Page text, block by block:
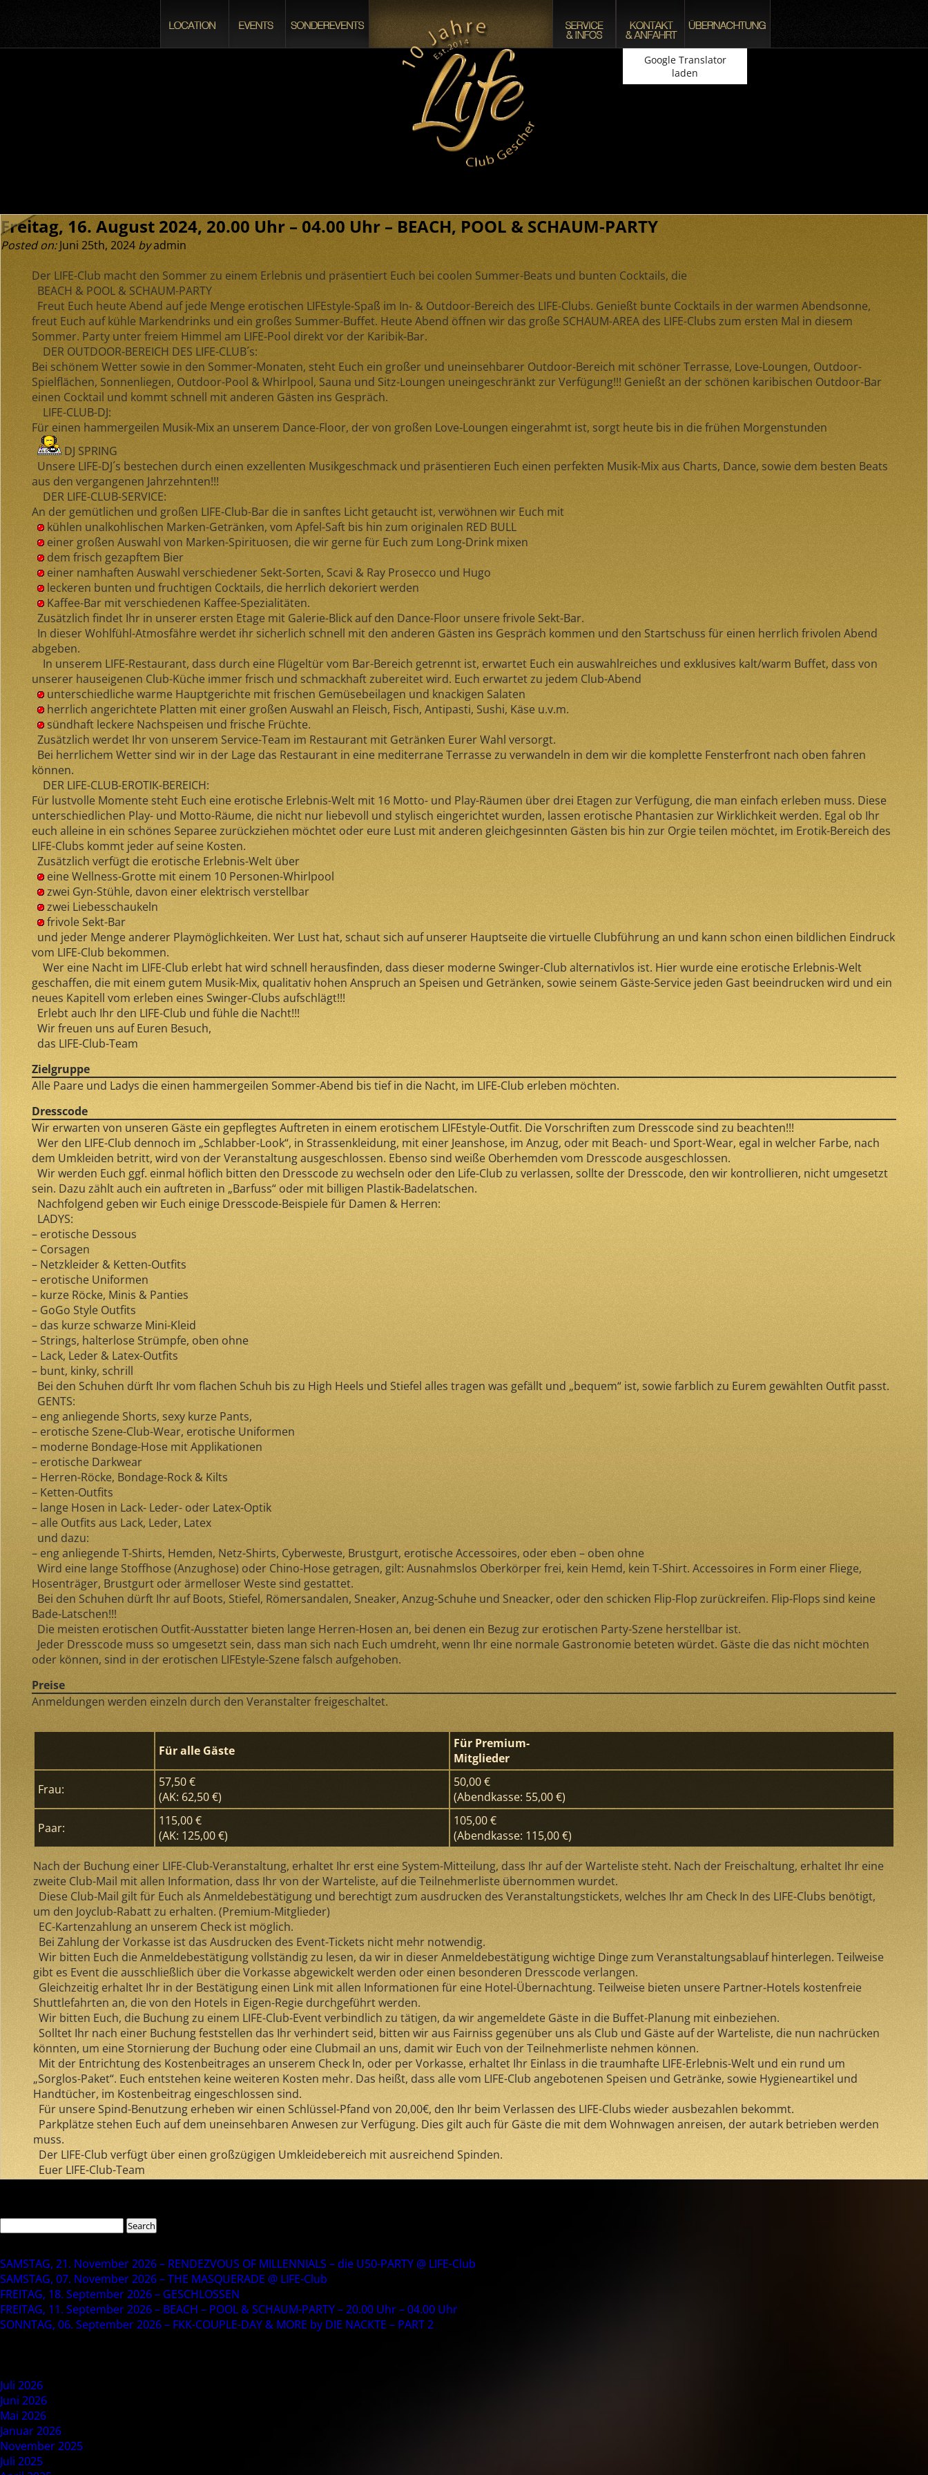
Google Translator
laden
Freitag, 16. August 2024, 20.00 Uhr – 04.00 Uhr – BEACH, POOL & SCHAUM-PARTY
Posted on:Juni 25th, 2024 byadmin
Der LIFE-Club macht den Sommer zu einem Erlebnis und präsentiert Euch bei coolen Summer-Beats und bunten Cocktails, die
BEACH & POOL & SCHAUM-PARTY
Freut Euch heute Abend auf jede Menge erotischen LIFEstyle-Spaß im In- & Outdoor-Bereich des LIFE-Clubs. Genießt bunte Cocktails in der warmen Abendsonne,
freut Euch auf kühle Markendrinks und ein großes Summer-Buffet. Heute Abend öffnen wir das große SCHAUM-AREA des LIFE-Clubs zum ersten Mal in diesem
Sommer. Party unter freiem Himmel am LIFE-Pool direkt vor der Karibik-Bar.
DER OUTDOOR-BEREICH DES LIFE-CLUB´s:
Bei schönem Wetter sowie in den Sommer-Monaten, steht Euch ein großer und uneinsehbarer Outdoor-Bereich mit schöner Terrasse, Love-Loungen, Outdoor-
Spielflächen, Sonnenliegen, Outdoor-Pool & Whirlpool, Sauna und Sitz-Loungen uneingeschränkt zur Verfügung!!! Genießt an der schönen karibischen Outdoor-Bar
einen Cocktail und kommt schnell mit anderen Gästen ins Gespräch.
LIFE-CLUB-DJ:
Für einen hammergeilen Musik-Mix an unserem Dance-Floor, der von großen Love-Loungen eingerahmt ist, sorgt heute bis in die frühen Morgenstunden
DJ SPRING
Unsere LIFE-DJ´s bestechen durch einen exzellenten Musikgeschmack und präsentieren Euch einen perfekten Musik-Mix aus Charts, Dance, sowie dem besten Beats
aus den vergangenen Jahrzehnten!!!
DER LIFE-CLUB-SERVICE:
An der gemütlichen und großen LIFE-Club-Bar die in sanftes Licht getaucht ist, verwöhnen wir Euch mit
kühlen unalkohlischen Marken-Getränken, vom Apfel-Saft bis hin zum originalen RED BULL
einer großen Auswahl von Marken-Spirituosen, die wir gerne für Euch zum Long-Drink mixen
dem frisch gezapftem Bier
einer namhaften Auswahl verschiedener Sekt-Sorten, Scavi & Ray Prosecco und Hugo
leckeren bunten und fruchtigen Cocktails, die herrlich dekoriert werden
Kaffee-Bar mit verschiedenen Kaffee-Spezialitäten.
Zusätzlich findet Ihr in unserer ersten Etage mit Galerie-Blick auf den Dance-Floor unsere frivole Sekt-Bar.
In dieser Wohlfühl-Atmosfähre werdet ihr sicherlich schnell mit den anderen Gästen ins Gespräch kommen und den Startschuss für einen herrlich frivolen Abend
abgeben.
In unserem LIFE-Restaurant, dass durch eine Flügeltür vom Bar-Bereich getrennt ist, erwartet Euch ein auswahlreiches und exklusives kalt/warm Buffet, dass von
unserer hauseigenen Club-Küche immer frisch und schmackhaft zubereitet wird. Euch erwartet zu jedem Club-Abend
unterschiedliche warme Hauptgerichte mit frischen Gemüsebeilagen und knackigen Salaten
herrlich angerichtete Platten mit einer großen Auswahl an Fleisch, Fisch, Antipasti, Sushi, Käse u.v.m.
sündhaft leckere Nachspeisen und frische Früchte.
Zusätzlich werdet Ihr von unserem Service-Team im Restaurant mit Getränken Eurer Wahl versorgt.
Bei herrlichem Wetter sind wir in der Lage das Restaurant in eine mediterrane Terrasse zu verwandeln in dem wir die komplette Fensterfront nach oben fahren
können.
DER LIFE-CLUB-EROTIK-BEREICH:
Für lustvolle Momente steht Euch eine erotische Erlebnis-Welt mit 16 Motto- und Play-Räumen über drei Etagen zur Verfügung, die man einfach erleben muss. Diese
unterschiedlichen Play- und Motto-Räume, die nicht nur liebevoll und stylisch eingerichtet wurden, lassen erotische Phantasien zur Wirklichkeit werden. Egal ob Ihr
euch alleine in ein schönes Separee zurückziehen möchtet oder eure Lust mit anderen gleichgesinnten Gästen bis hin zur Orgie teilen möchtet, im Erotik-Bereich des
LIFE-Clubs kommt jeder auf seine Kosten.
Zusätzlich verfügt die erotische Erlebnis-Welt über
eine Wellness-Grotte mit einem 10 Personen-Whirlpool
zwei Gyn-Stühle, davon einer elektrisch verstellbar
zwei Liebesschaukeln
frivole Sekt-Bar
und jeder Menge anderer Playmöglichkeiten. Wer Lust hat, schaut sich auf unserer Hauptseite die virtuelle Clubführung an und kann schon einen bildlichen Eindruck
vom LIFE-Club bekommen.
Wer eine Nacht im LIFE-Club erlebt hat wird schnell herausfinden, dass dieser moderne Swinger-Club alternativlos ist. Hier wurde eine erotische Erlebnis-Welt
geschaffen, die mit einem gutem Musik-Mix, qualitativ hohen Anspruch an Speisen und Getränken, sowie seinem Gäste-Service jeden Gast beeindrucken wird und ein
neues Kapitell vom erleben eines Swinger-Clubs aufschlägt!!!
Erlebt auch Ihr den LIFE-Club und fühle die Nacht!!!
Wir freuen uns auf Euren Besuch,
das LIFE-Club-Team
Zielgruppe
Alle Paare und Ladys die einen hammergeilen Sommer-Abend bis tief in die Nacht, im LIFE-Club erleben möchten.
Dresscode
Wir erwarten von unseren Gäste ein gepflegtes Auftreten in einem erotischem LIFEstyle-Outfit. Die Vorschriften zum Dresscode sind zu beachten!!!
Wer den LIFE-Club dennoch im „Schlabber-Look“, in Strassenkleidung, mit einer Jeanshose, im Anzug, oder mit Beach- und Sport-Wear, egal in welcher Farbe, nach
dem Umkleiden betritt, wird von der Veranstaltung ausgeschlossen. Ebenso sind weiße Oberhemden vom Dresscode ausgeschlossen.
Wir werden Euch ggf. einmal höflich bitten den Dresscode zu wechseln oder den Life-Club zu verlassen, sollte der Dresscode, den wir kontrollieren, nicht umgesetzt
sein. Dazu zählt auch ein auftreten in „Barfuss“ oder mit billigen Plastik-Badelatschen.
Nachfolgend geben wir Euch einige Dresscode-Beispiele für Damen & Herren:
LADYS:
– erotische Dessous
– Corsagen
– Netzkleider & Ketten-Outfits
– erotische Uniformen
– kurze Röcke, Minis & Panties
– GoGo Style Outfits
– das kurze schwarze Mini-Kleid
– Strings, halterlose Strümpfe, oben ohne
– Lack, Leder & Latex-Outfits
– bunt, kinky, schrill
Bei den Schuhen dürft Ihr vom flachen Schuh bis zu High Heels und Stiefel alles tragen was gefällt und „bequem“ ist, sowie farblich zu Eurem gewählten Outfit passt.
GENTS:
– eng anliegende Shorts, sexy kurze Pants,
– erotische Szene-Club-Wear, erotische Uniformen
– moderne Bondage-Hose mit Applikationen
– erotische Darkwear
– Herren-Röcke, Bondage-Rock & Kilts
– Ketten-Outfits
– lange Hosen in Lack- Leder- oder Latex-Optik
– alle Outfits aus Lack, Leder, Latex
und dazu:
– eng anliegende T-Shirts, Hemden, Netz-Shirts, Cyberweste, Brustgurt, erotische Accessoires, oder eben – oben ohne
Wird eine lange Stoffhose (Anzughose) oder Chino-Hose getragen, gilt: Ausnahmslos Oberkörper frei, kein Hemd, kein T-Shirt. Accessoires in Form einer Fliege,
Hosenträger, Brustgurt oder ärmelloser Weste sind gestattet.
Bei den Schuhen dürft Ihr auf Boots, Stiefel, Römersandalen, Sneaker, Anzug-Schuhe und Sneacker, oder den schicken Flip-Flop zurückreifen. Flip-Flops sind keine
Bade-Latschen!!!
Die meisten erotischen Outfit-Ausstatter bieten lange Herren-Hosen an, bei denen ein Bezug zur erotischen Party-Szene herstellbar ist.
Jeder Dresscode muss so umgesetzt sein, dass man sich nach Euch umdreht, wenn Ihr eine normale Gastronomie beteten würdet. Gäste die das nicht möchten
oder können, sind in der erotischen LIFEstyle-Szene falsch aufgehoben.
Preise
Anmeldungen werden einzeln durch den Veranstalter freigeschaltet.
Für alle Gäste
Für Premium-
Mitglieder
Frau:
57,50 €
(AK: 62,50 €)
50,00 €
(Abendkasse: 55,00 €)
Paar:
115,00 €
(AK: 125,00 €)
105,00 €
(Abendkasse: 115,00 €)
Nach der Buchung einer LIFE-Club-Veranstaltung, erhaltet Ihr erst eine System-Mitteilung, dass Ihr auf der Warteliste steht. Nach der Freischaltung, erhaltet Ihr eine
zweite Club-Mail mit allen Information, dass Ihr von der Warteliste, auf die Teilnehmerliste übernommen wurdet.
Diese Club-Mail gilt für Euch als Anmeldebestätigung und berechtigt zum ausdrucken des Veranstaltungstickets, welches Ihr am Check In des LIFE-Clubs benötigt,
um den Joyclub-Rabatt zu erhalten. (Premium-Mitglieder)
EC-Kartenzahlung an unserem Check ist möglich.
Bei Zahlung der Vorkasse ist das Ausdrucken des Event-Tickets nicht mehr notwendig.
Wir bitten Euch die Anmeldebestätigung vollständig zu lesen, da wir in dieser Anmeldebestätigung wichtige Dinge zum Veranstaltungsablauf hinterlegen. Teilweise
gibt es Event die ausschließlich über die Vorkasse abgewickelt werden oder einen besonderen Dresscode verlangen.
Gleichzeitig erhaltet Ihr in der Bestätigung einen Link mit allen Informationen für eine Hotel-Übernachtung. Teilweise bieten unsere Partner-Hotels kostenfreie
Shuttlefahrten an, die von den Hotels in Eigen-Regie durchgeführt werden.
Wir bitten Euch, die Buchung zu einem LIFE-Club-Event verbindlich zu tätigen, da wir angemeldete Gäste in die Buffet-Planung mit einbeziehen.
Solltet Ihr nach einer Buchung feststellen das Ihr verhindert seid, bitten wir aus Fairniss gegenüber uns als Club und Gäste auf der Warteliste, die nun nachrücken
könnten, um eine Stornierung der Buchung oder eine Clubmail an uns, damit wir Euch von der Teilnehmerliste nehmen können.
Mit der Entrichtung des Kostenbeitrages an unserem Check In, oder per Vorkasse, erhaltet Ihr Einlass in die traumhafte LIFE-Erlebnis-Welt und ein rund um
„Sorglos-Paket“. Euch entstehen keine weiteren Kosten mehr. Das heißt, dass alle vom LIFE-Club angebotenen Speisen und Getränke, sowie Hygieneartikel und
Handtücher, im Kostenbeitrag eingeschlossen sind.
Für unsere Spind-Benutzung erheben wir einen Schlüssel-Pfand von 20,00€, den Ihr beim Verlassen des LIFE-Clubs wieder ausbezahlen bekommt.
Parkplätze stehen Euch auf dem uneinsehbaren Anwesen zur Verfügung. Dies gilt auch für Gäste die mit dem Wohnwagen anreisen, der autark betrieben werden
muss.
Der LIFE-Club verfügt über einen großzügigen Umkleidebereich mit ausreichend Spinden.
Euer LIFE-Club-Team
SAMSTAG, 21. November 2026 – RENDEZVOUS OF MILLENNIALS – die U50-PARTY @ LIFE-Club
SAMSTAG, 07. November 2026 – THE MASQUERADE @ LIFE-Club
FREITAG, 18. September 2026 – GESCHLOSSEN
FREITAG, 11. September 2026 – BEACH – POOL & SCHAUM-PARTY – 20.00 Uhr – 04.00 Uhr
SONNTAG, 06. September 2026 – FKK-COUPLE-DAY & MORE by DIE NACKTE – PART 2
Juli 2026
Juni 2026
Mai 2026
Januar 2026
November 2025
Juli 2025